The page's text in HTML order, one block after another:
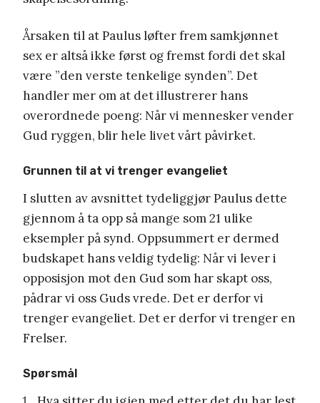
Årsaken til at Paulus løfter frem samkjønnet
sex er altså ikke først og fremst fordi det skal
være ”den verste tenkelige synden”. Det
handler mer om at det illustrerer hans
overordnede poeng: Når vi mennesker vender
Gud ryggen, blir hele livet vårt påvirket.
Grunnen til at vi trenger evangeliet
I slutten av avsnittet tydeliggjør Paulus dette
gjennom å ta opp så mange som 21 ulike
eksempler på synd. Oppsummert er dermed
budskapet hans veldig tydelig: Når vi lever i
opposisjon mot den Gud som har skapt oss,
pådrar vi oss Guds vrede. Det er derfor vi
trenger evangeliet. Det er derfor vi trenger en
Frelser.
Spørsmål